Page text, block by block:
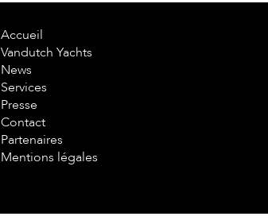
Accueil
Vandutch Yachts
News
Services
Presse
Contact
Partenaires
Mentions légales